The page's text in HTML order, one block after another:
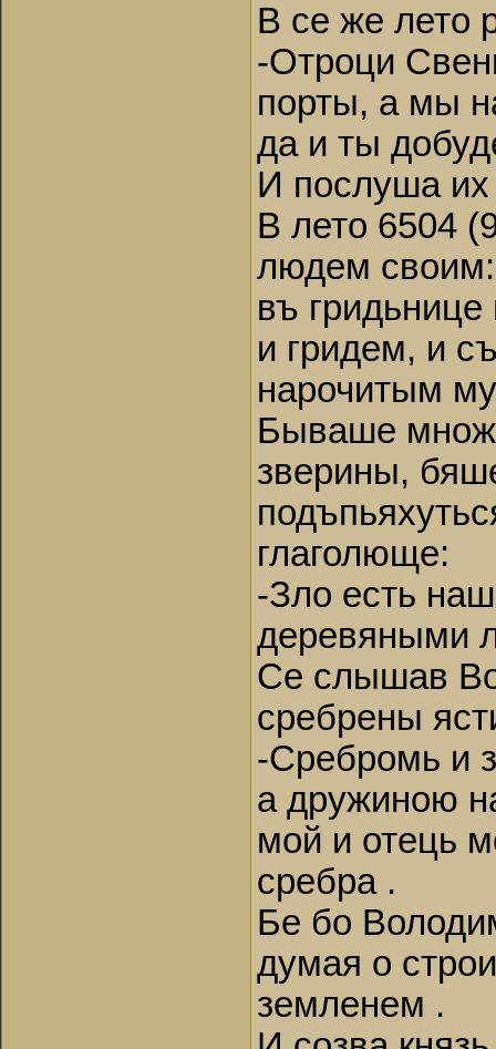
В се же лето
-Отроци
порты, а мы
да и ты
И послуша их
В лето 6504
людем своим:
въ
и гридем, и
нарочитым
Бываше
зверины,
глаголюще:
-Зло есть
деревяными
Се слышав
сребрены
-Сребромь и
а дружиною
мой и отець
сребра .
Бе бо
думая о
земленем .